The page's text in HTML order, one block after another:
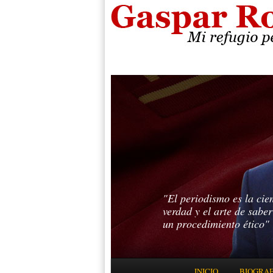
"El periodismo es la
verdad y el arte de
un procedimiento ético"